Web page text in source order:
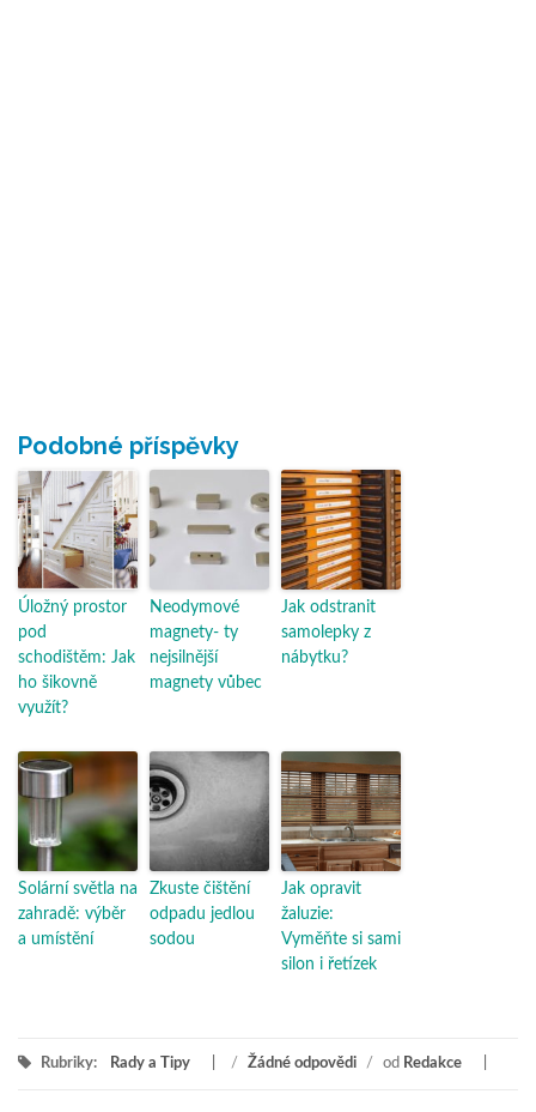
Podobné příspěvky
Úložný prostor
pod
schodištěm: Jak
ho šikovně
využít?
Neodymové
magnety- ty
nejsilnější
magnety vůbec
Jak odstranit
samolepky z
nábytku?
Solární světla na
zahradě: výběr
a umístění
Zkuste čištění
odpadu jedlou
sodou
Jak opravit
žaluzie:
Vyměňte si sami
silon i řetízek
Rubriky: Rady a Tipy / Žádné odpovědi / od Redakce